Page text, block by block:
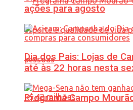
Programa Campo
ações para agosto
Dia dos Pais: Lojas de
até às 22 horas nesta